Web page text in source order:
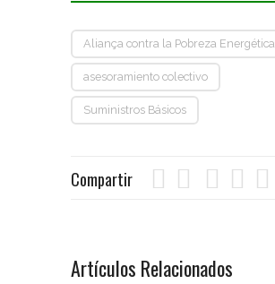
Aliança contra la Pobreza Energética
asesoramiento colectivo
Suministros Básicos
Compartir
Artículos Relacionados